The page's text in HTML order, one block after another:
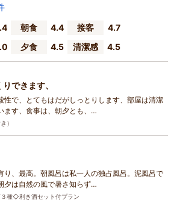
朝食 4.4 接客
4.7
夕食 4.5 清潔感 4.5
できます、
性で、とてもはだがしっとりします、部屋は清潔
ます、食事は、朝夕とも、…
）
り、最高。朝風呂は私一人の独占風呂。泥風呂で
夕は自然の風で暑さ知らず…
３種◇利き酒セット付プラン